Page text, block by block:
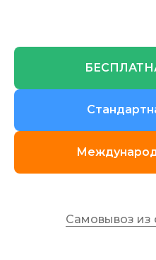
Самовывоз из